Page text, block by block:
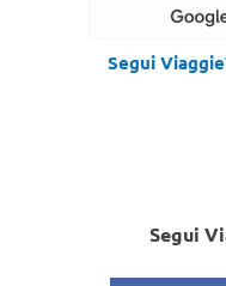
Segui
Segui